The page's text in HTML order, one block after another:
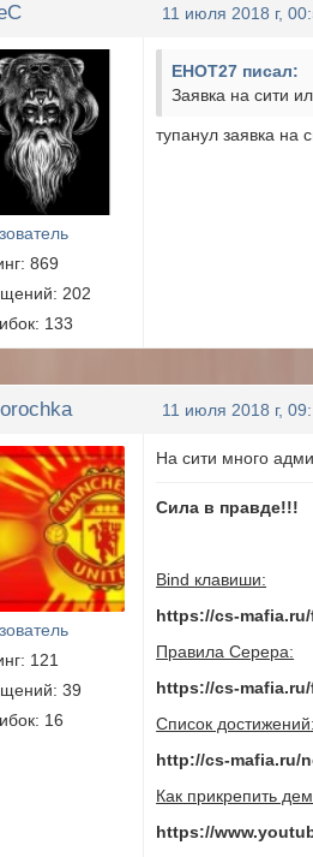
11 июля 2018 г,
869
202
133
EHOT27 писал:
Заявка на сити
тупанул заявка на
11 июля 2018 г,
121
39
16
На сити много
Сила в правде!!!
Bind клавиши:
https://cs-
Правила Серера:
https://cs-
Список достижений:
http://cs-mafia.ru/
Как прикрепить
https://